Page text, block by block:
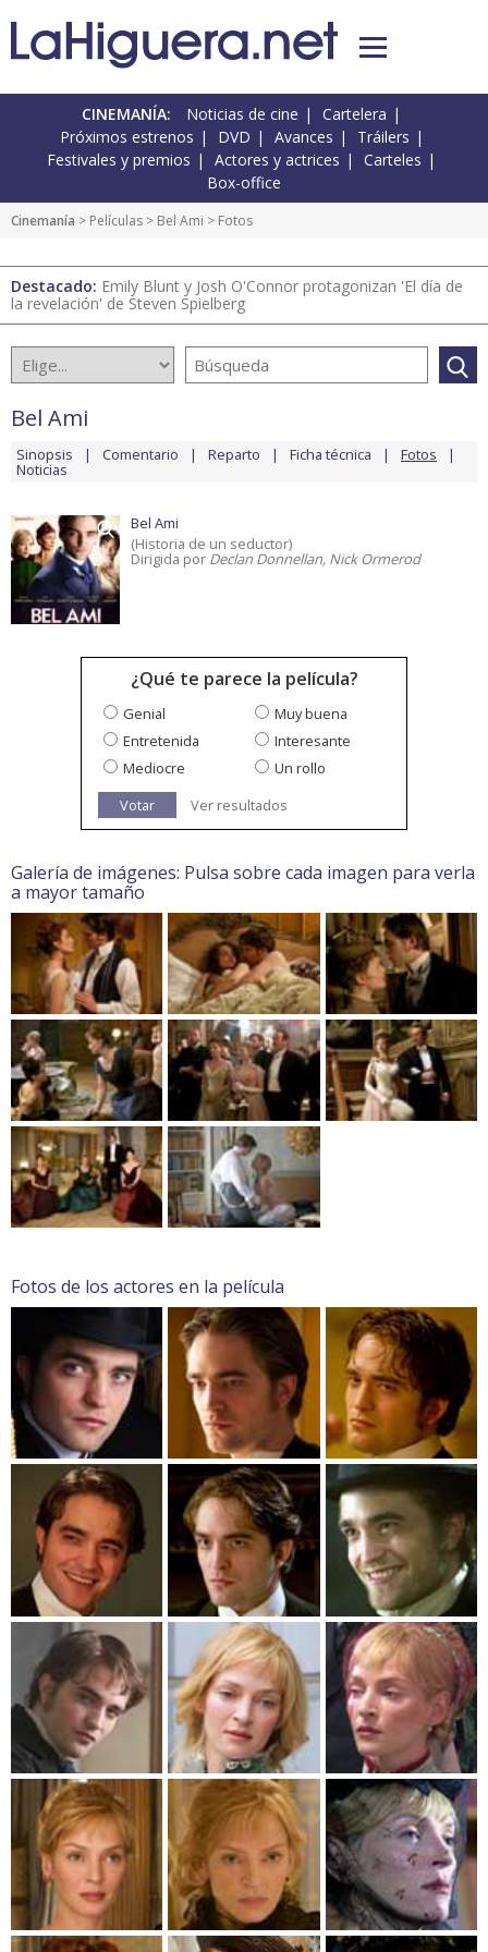
CINEMANÍA: Noticias de cine
Cartelera
Próximos estrenos
DVD Avances
Tráilers
Festivales y premios
Actores y actrices
Carteles
Box-office
Cinemanía > Películas > Bel Ami > Fotos
Destacado: Emily Blunt y Josh O'Connor protagonizan 'El día de
la revelación' de Steven Spielberg
Bel Ami
Sinopsis Comentario Reparto Ficha técnica Fotos
Noticias
Bel Ami
(Historia de un seductor)
Dirigida por Declan Donnellan, Nick Ormerod
¿Qué te parece la película?
Genial
Muy buena
Entretenida
Interesante
Mediocre
Un rollo
Votar
Ver resultados
Galería de imágenes: Pulsa sobre cada imagen para verla
a mayor tamaño
Fotos de los actores en la película